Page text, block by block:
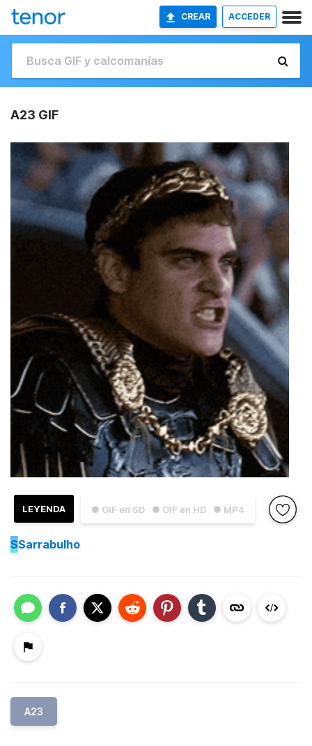
CREAR ACCEDER
A23 GIF
● GIF en SD ● GIF en HD ● MP4
LEYENDA
SSarrabulho
A23